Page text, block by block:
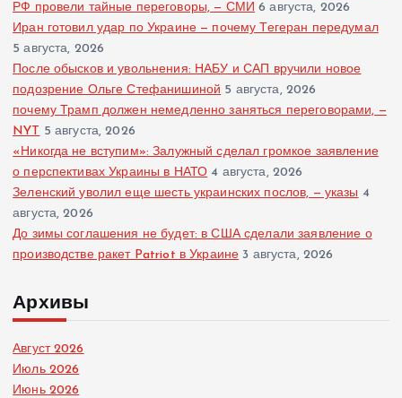
РФ провели тайные переговоры, — СМИ 6 августа, 2026
Иран готовил удар по Украине — почему Тегеран передумал
5 августа, 2026
После обысков и увольнения: НАБУ и САП вручили новое
подозрение Ольге Стефанишиной 5 августа, 2026
почему Трамп должен немедленно заняться переговорами, —
NYT 5 августа, 2026
«Никогда не вступим»: Залужный сделал громкое заявление
о перспективах Украины в НАТО 4 августа, 2026
Зеленский уволил еще шесть украинских послов, — указы 4
августа, 2026
До зимы соглашения не будет: в США сделали заявление о
производстве ракет Patriot в Украине 3 августа, 2026
Архивы
Август 2026
Июль 2026
Июнь 2026